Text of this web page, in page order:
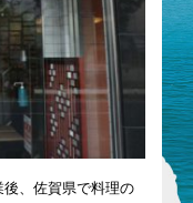
、佐賀県で料理の